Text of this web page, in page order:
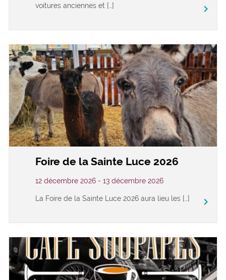
voitures anciennes et […]
keyboard_arrow_right
Foire de la Sainte Luce 2026
12 décembre 2026 - 13 décembre 2026
La Foire de la Sainte Luce 2026 aura lieu les […] keyboard_arrow_right